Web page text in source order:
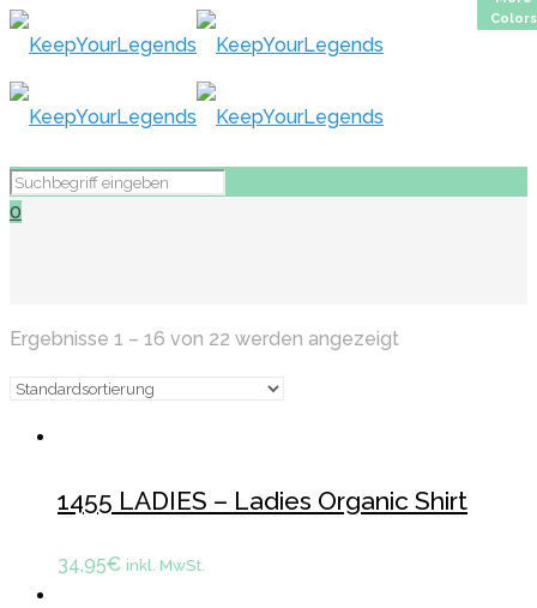
0
Ergebnisse 1 – 16 von 22 werden angezeigt
Colors
1455 LADIES – Ladies Organic Shirt
34,95€ inkl. MwSt.
Colors
Colors
Colors
Colors
Colors
Colors
Colors
Colors
Colors
Colors
Colors
Colors
Colors
Colors
Colors